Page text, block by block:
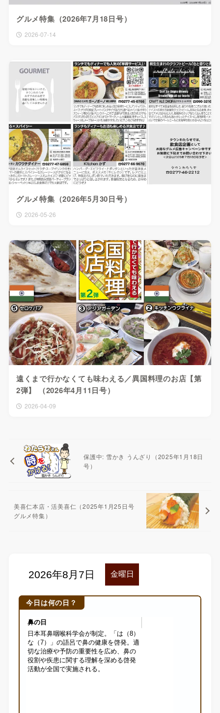
グルメ特集（2026年7月18日号）
2026-07-14
グルメ特集（2026年5月30日号）
2026-05-26
遠くまで行かなくても味わえる／異国料理のお店【第
2弾】 （2026年4月11日号）
2026-04-09
保護中: 雪かき うんざり（2025年1月18日
号）
美喜仁本店・活美喜仁（2025年1月25日号
グルメ特集）
今日は何の日？